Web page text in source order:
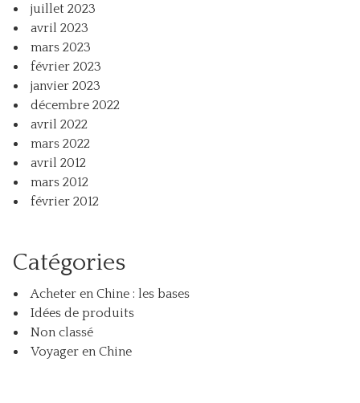
juillet 2023
avril 2023
mars 2023
février 2023
janvier 2023
décembre 2022
avril 2022
mars 2022
avril 2012
mars 2012
février 2012
Catégories
Acheter en Chine : les bases
Idées de produits
Non classé
Voyager en Chine